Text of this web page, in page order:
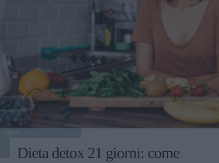
Dieta detox 21 giorni: come